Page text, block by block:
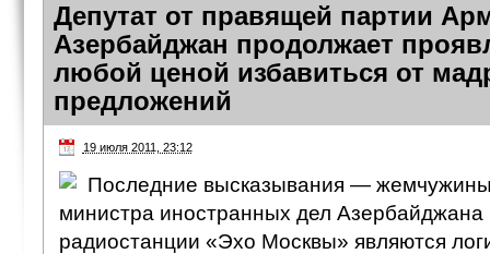
Депутат от правящей партии
Азербайджан продолжает
любой ценой избавиться от
предложений
19 июля 2011, 23:12
Последние высказывания — жемчужины
министра иностранных дел Азербайджана
радиостанции «Эхо Москвы» являются